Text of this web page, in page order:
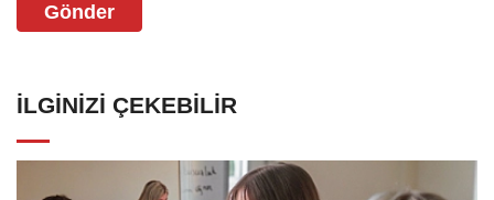
Gönder
İLGINIZI ÇEKEBILIR